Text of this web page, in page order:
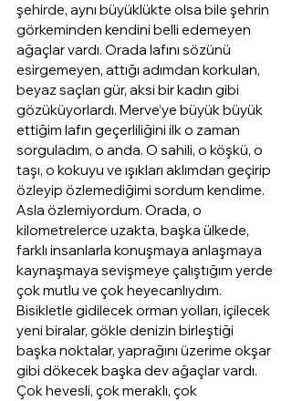
şehirde, aynı büyüklükte olsa bile şehrin
görkeminden kendini belli edemeyen
ağaçlar vardı. Orada lafını sözünü
esirgemeyen, attığı adımdan korkulan,
beyaz saçları gür, aksi bir kadın gibi
gözüküyorlardı. Merve’ye büyük büyük
ettiğim lafın geçerliliğini ilk o zaman
sorguladım, o anda. O sahili, o köşkü, o
taşı, o kokuyu ve ışıkları aklımdan geçirip
özleyip özlemediğimi sordum kendime.
Asla özlemiyordum. Orada, o
kilometrelerce uzakta, başka ülkede,
farklı insanlarla konuşmaya anlaşmaya
kaynaşmaya sevişmeye çalıştığım yerde
çok mutlu ve çok heyecanlıydım.
Bisikletle gidilecek orman yolları, içilecek
yeni biralar, gökle denizin birleştiği
başka noktalar, yaprağını üzerime okşar
gibi dökecek başka dev ağaçlar vardı.
Çok hevesli, çok meraklı, çok